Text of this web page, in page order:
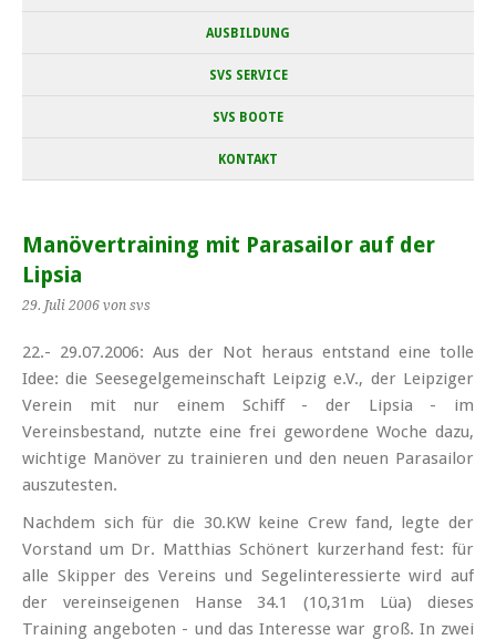
AUSBILDUNG
SVS SERVICE
SVS BOOTE
KONTAKT
Manövertraining mit Parasailor auf der
Lipsia
29. Juli 2006 von svs
22.- 29.07.2006: Aus der Not heraus entstand eine tolle
Idee: die Seesegelgemeinschaft Leipzig e.V., der Leipziger
Verein mit nur einem Schiff - der Lipsia - im
Vereinsbestand, nutzte eine frei gewordene Woche dazu,
wichtige Manöver zu trainieren und den neuen Parasailor
auszutesten.
Nachdem sich für die 30.KW keine Crew fand, legte der
Vorstand um Dr. Matthias Schönert kurzerhand fest: für
alle Skipper des Vereins und Segelinteressierte wird auf
der vereinseigenen Hanse 34.1 (10,31m Lüa) dieses
Training angeboten - und das Interesse war groß. In zwei